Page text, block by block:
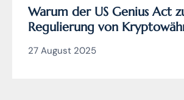
Warum der US Genius Act
Regulierung von
Verordnung MiCA nicht)
27 August 2025